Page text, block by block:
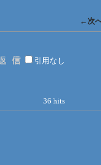
←次
引用なし
36 hits